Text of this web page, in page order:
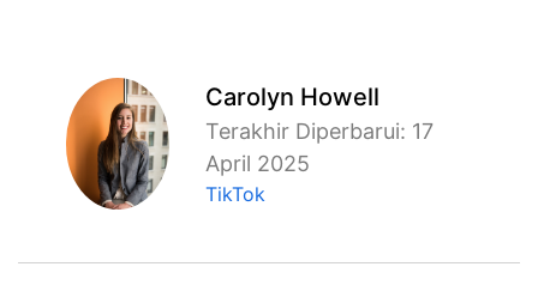
Carolyn Howell
Terakhir Diperbarui: 17
April 2025
TikTok